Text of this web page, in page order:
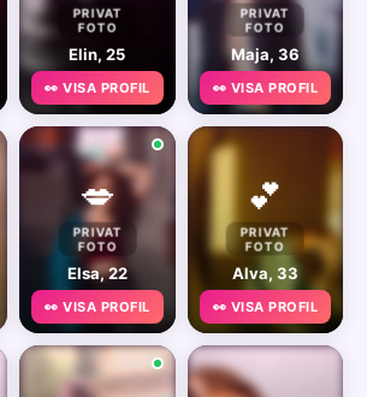
PRIVAT
FOTO
Elin, 25
👀 VISA PROFIL
PRIVAT
FOTO
Maja, 36
👀 VISA PROFIL
💋
PRIVAT
FOTO
Elsa, 22
👀 VISA PROFIL
💕
PRIVAT
FOTO
Alva, 33
👀 VISA PROFIL